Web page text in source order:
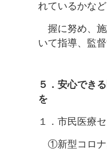
れているかな
握に努め、施
いて指導、監督
５．安心でき
を
１．市民医療
①新型コロナ